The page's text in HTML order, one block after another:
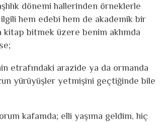
dönemi hallerinden örneklerle
ilgili hem edebi hem de akademik bir
bitmek üzere benim aklımda
etrafındaki arazide ya da ormanda
yürüyüşler yetmişini geçtiğinde bile
kafamda; elli yaşıma geldim, hiç